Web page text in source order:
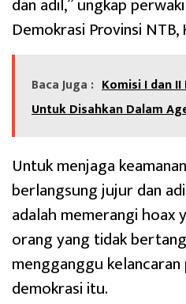
Demokrasi Provinsi NTB,
Baca Juga : Komisi I dan II
Untuk Disahkan Dalam
Untuk menjaga
berlangsung jujur dan
adalah memerangi hoax
orang yang tidak
mengganggu
demokrasi itu.